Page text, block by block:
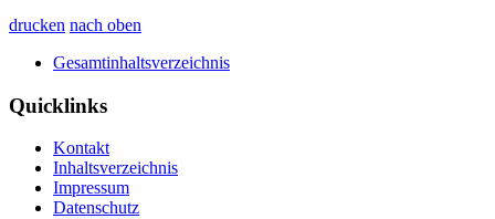
drucken nach oben
Gesamtinhaltsverzeichnis
Quicklinks
Kontakt
Inhaltsverzeichnis
Impressum
Datenschutz